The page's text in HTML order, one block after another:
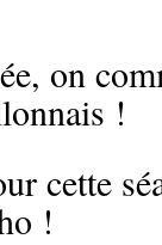
on
!
cette
!